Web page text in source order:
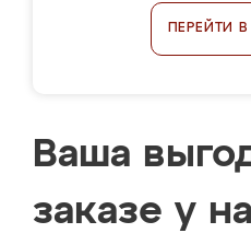
ПЕРЕЙТИ
Ваша
заказе у